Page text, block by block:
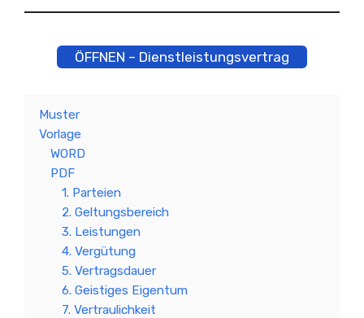
ÖFFNEN – Dienstleistungsvertrag
Muster
Vorlage
WORD
PDF
1. Parteien
2. Geltungsbereich
3. Leistungen
4. Vergütung
5. Vertragsdauer
6. Geistiges Eigentum
7. Vertraulichkeit